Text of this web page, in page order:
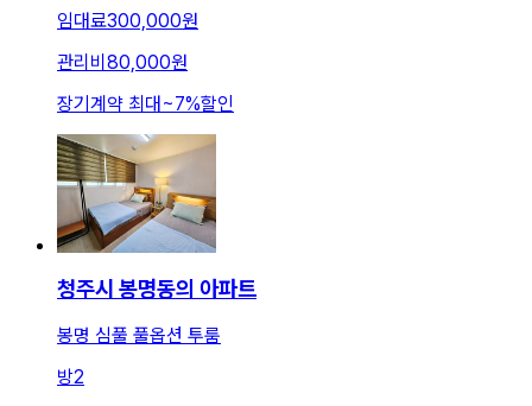
임대료300,000원
관리비 80,000원
장기계약 최대~7%할인
청주시 봉명동의 아파트
봉명 심풀 풀옵션 투룸
방2